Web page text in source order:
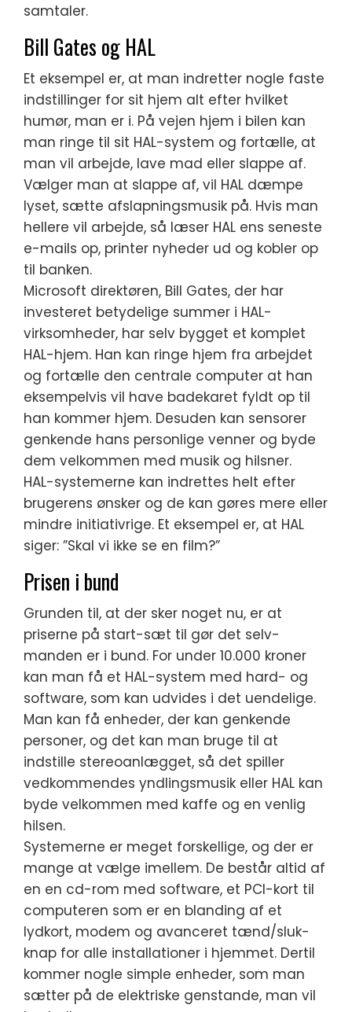
samtaler.
Bill Gates og HAL
Et eksempel er, at man indretter nogle faste
indstillinger for sit hjem alt efter hvilket
humør, man er i. På vejen hjem i bilen kan
man ringe til sit HAL-system og fortælle, at
man vil arbejde, lave mad eller slappe af.
Vælger man at slappe af, vil HAL dæmpe
lyset, sætte afslapningsmusik på. Hvis man
hellere vil arbejde, så læser HAL ens seneste
e-mails op, printer nyheder ud og kobler op
til banken.
Microsoft direktøren, Bill Gates, der har
investeret betydelige summer i HAL-
virksomheder, har selv bygget et komplet
HAL-hjem. Han kan ringe hjem fra arbejdet
og fortælle den centrale computer at han
eksempelvis vil have badekaret fyldt op til
han kommer hjem. Desuden kan sensorer
genkende hans personlige venner og byde
dem velkommen med musik og hilsner.
HAL-systemerne kan indrettes helt efter
brugerens ønsker og de kan gøres mere eller
mindre initiativrige. Et eksempel er, at HAL
siger: ”Skal vi ikke se en film?”
Prisen i bund
Grunden til, at der sker noget nu, er at
priserne på start-sæt til gør det selv-
manden er i bund. For under 10.000 kroner
kan man få et HAL-system med hard- og
software, som kan udvides i det uendelige.
Man kan få enheder, der kan genkende
personer, og det kan man bruge til at
indstille stereoanlægget, så det spiller
vedkommendes yndlingsmusik eller HAL kan
byde velkommen med kaffe og en venlig
hilsen.
Systemerne er meget forskellige, og der er
mange at vælge imellem. De består altid af
en en cd-rom med software, et PCI-kort til
computeren som er en blanding af et
lydkort, modem og avanceret tænd/sluk-
knap for alle installationer i hjemmet. Dertil
kommer nogle simple enheder, som man
sætter på de elektriske genstande, man vil